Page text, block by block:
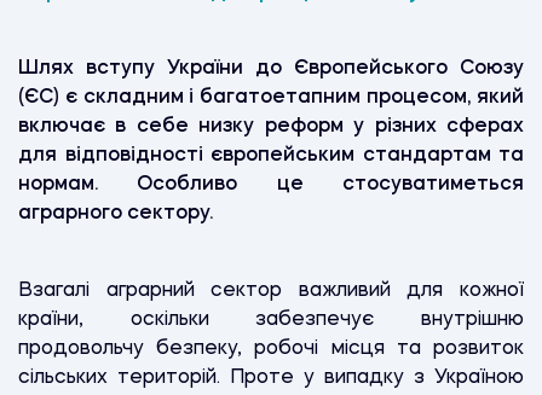
Шлях вступу України до Європейського Союзу
(ЄС) є складним і багатоетапним процесом, який
включає в себе низку реформ у різних сферах
для відповідності європейським стандартам та
нормам. Особливо це стосуватиметься
аграрного сектору.
Взагалі аграрний сектор важливий для кожної
країни, оскільки забезпечує внутрішню
продовольчу безпеку, робочі місця та розвиток
сільських територій. Проте у випадку з Україною